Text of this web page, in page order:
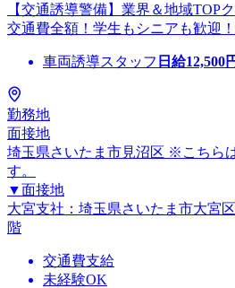
【交通誘導警備】業界＆地域TOP
交通費全額！学生もシニアも歓迎
車両誘導スタッフ 日給12,500
勤務地
面接地
埼玉県さいたま市見沼区 ※こちら
す。
▼面接地
大宮支社：埼玉県さいたま市大宮
階
交通費支給
未経験OK